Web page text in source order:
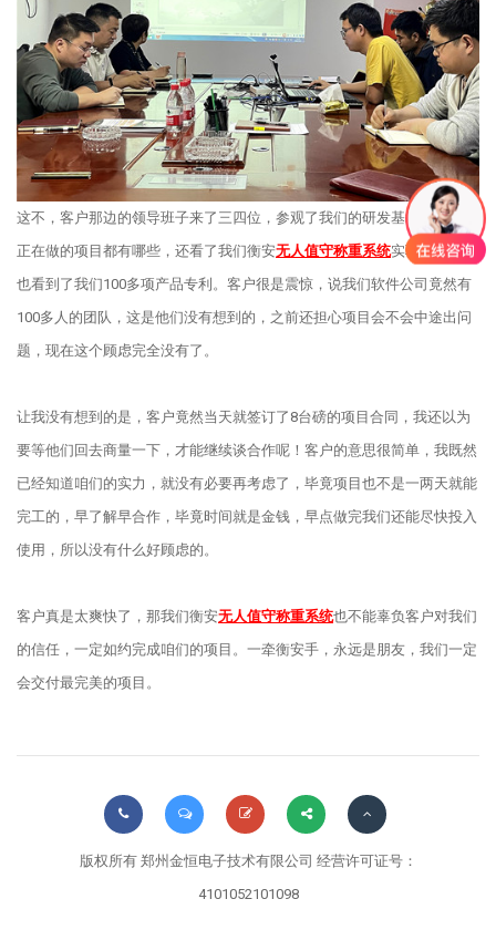
这不，客户那边的领导班子来了三四位，参观了我们的研发基地，了解了
正在做的项目都有哪些，还看了我们衡安无人值守称重系统实验室，最后
也看到了我们100多项产品专利。客户很是震惊，说我们软件公司竟然有
100多人的团队，这是他们没有想到的，之前还担心项目会不会中途出问
题，现在这个顾虑完全没有了。
让我没有想到的是，客户竟然当天就签订了8台磅的项目合同，我还以为
要等他们回去商量一下，才能继续谈合作呢！客户的意思很简单，我既然
已经知道咱们的实力，就没有必要再考虑了，毕竟项目也不是一两天就能
完工的，早了解早合作，毕竟时间就是金钱，早点做完我们还能尽快投入
使用，所以没有什么好顾虑的。
客户真是太爽快了，那我们衡安无人值守称重系统也不能辜负客户对我们
的信任，一定如约完成咱们的项目。一牵衡安手，永远是朋友，我们一定
会交付最完美的项目。
版权所有 郑州金恒电子技术有限公司 经营许可证号：
4101052101098